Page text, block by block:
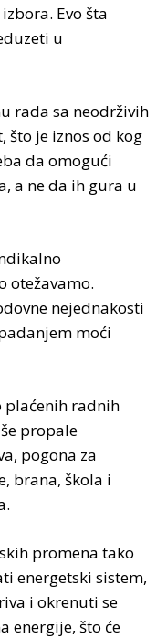
Evo šta
u
rada sa neodrživih
što je iznos od kog
da omogući
a ne da ih gura u
otežavamo.
nejednakosti
moći
radnih
propale
pogona za
brana, škola i
promena tako
energetski sistem,
i okrenuti se
energije, što će